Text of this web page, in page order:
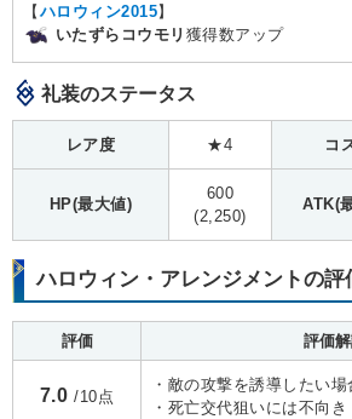
【 ハロウィン2015】
いたずらコウモリ 獲得数アップ
礼装のステータス
レア度 ★4 コ
HP(最大値)
600
(2,250)
ATK(
ハロウィン・アレンジメントの評
評価 評価
7.0 /10点
・敵の攻撃を誘導したい場
・死亡交代狙いには不向き